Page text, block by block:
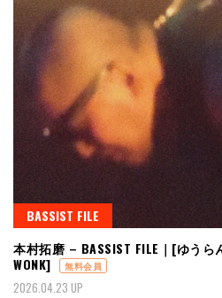
BASSIST FILE
本村拓磨 – BASSIST FILE｜[ゆうら
WONK]
無料会員
2026.04.23 UP